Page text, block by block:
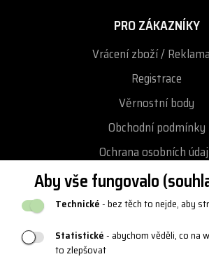
Aby vše fungovalo
Technické- bez těch to nejde, aby
Statistické- abychom věděli, co na
to zlepšovat
PRO ZÁKAZNÍKY
Vrácení zboží /
Registrace
Věrnostní body
Obchodní podmínky
Ochrana osobních
Podmínky vrácení /
Reklamační řád